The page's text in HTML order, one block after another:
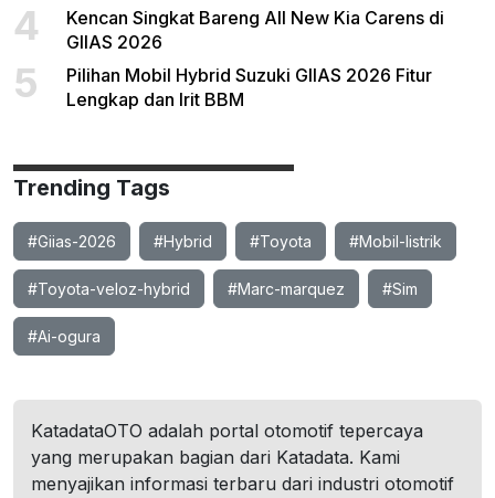
4
Kencan Singkat Bareng All New Kia Carens di
GIIAS 2026
5
Pilihan Mobil Hybrid Suzuki GIIAS 2026 Fitur
Lengkap dan Irit BBM
Trending Tags
#Giias-2026 #Hybrid #Toyota #Mobil-listrik
#Toyota-veloz-hybrid #Marc-marquez #Sim
#Ai-ogura
KatadataOTO adalah portal otomotif tepercaya
yang merupakan bagian dari Katadata. Kami
menyajikan informasi terbaru dari industri otomotif